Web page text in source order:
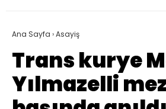
Ana Sayfa ›Asayiş
Trans kurye
Yılmazelli